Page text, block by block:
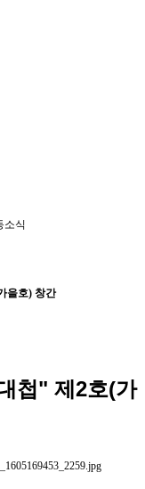
소식
을호) 창간
첩" 제2호(가